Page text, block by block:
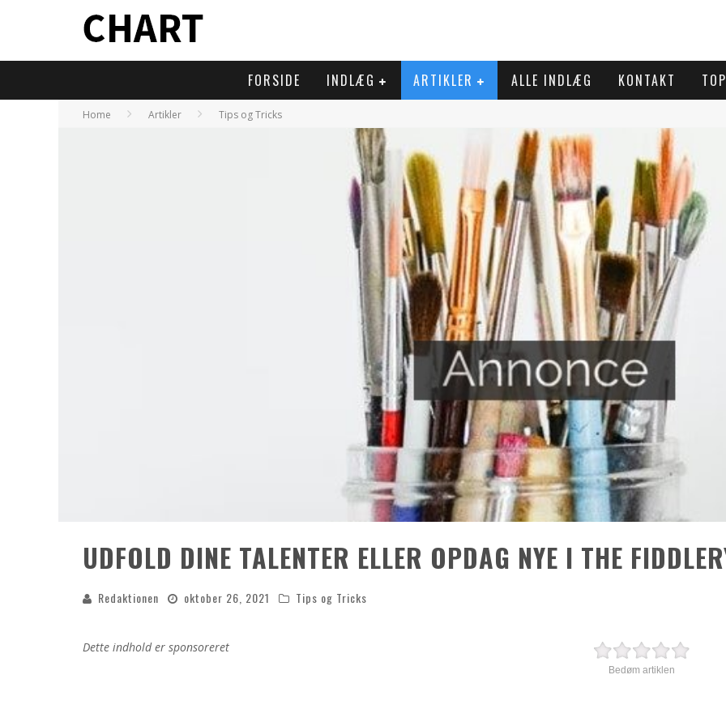
FORSIDE INDLÆG ARTIKLER ALLE INDLÆG KONTAKT
Home Artikler Tips og Tricks
UDFOLD DINE TALENTER ELLER OPDAG NYE I THE
Redaktionen oktober 26, 2021 Tips og Tricks
Bedøm artiklen
Dette indhold er sponsoreret